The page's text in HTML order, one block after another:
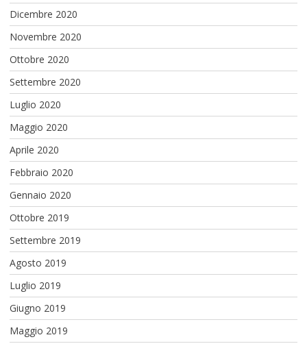
Dicembre 2020
Novembre 2020
Ottobre 2020
Settembre 2020
Luglio 2020
Maggio 2020
Aprile 2020
Febbraio 2020
Gennaio 2020
Ottobre 2019
Settembre 2019
Agosto 2019
Luglio 2019
Giugno 2019
Maggio 2019